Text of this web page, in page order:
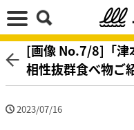
[画像 No.7/8]「津
相性抜群食べ物ご
2023/07/16